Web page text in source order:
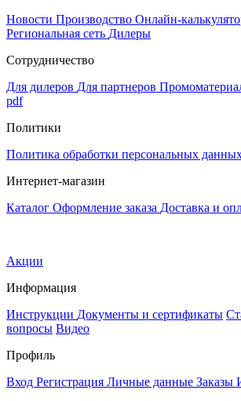
Новости Производство Онлайн-
Региональная сеть Дилеры
Сотрудничество
Для дилеров Для партнеров
pdf
Политики
Политика обработки персональных
Интернет-магазин
Каталог Оформление заказа Доставка и
Акции
Информация
Инструкции Документы и сертификаты
вопросы Видео
Профиль
Вход Регистрация Личные данные Заказы